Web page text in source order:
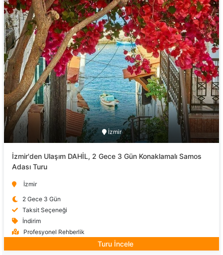
İzmir
İzmir'den Ulaşım DAHİL, 2 Gece 3 Gün Konaklamalı Samos
Adası Turu
İzmir
2 Gece 3 Gün
Taksit Seçeneği
İndirim
Profesyonel Rehberlik
Turu İncele